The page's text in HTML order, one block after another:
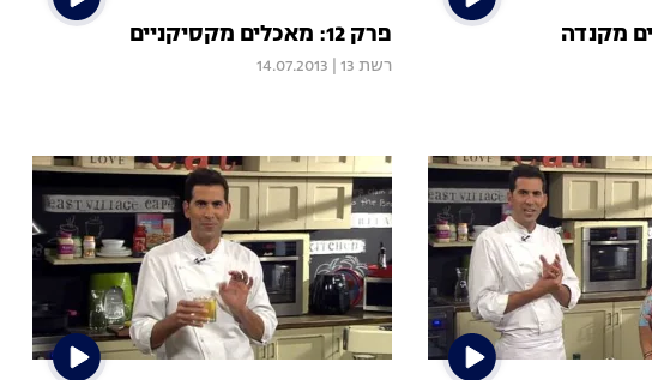
פרק 12: מאכלים מקסיקניים
רשת 13 14.07.2013